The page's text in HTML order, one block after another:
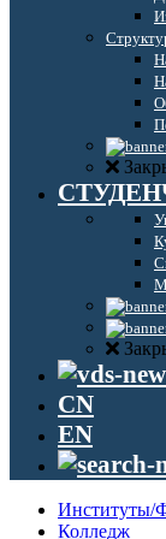
CN
EN
Институты/
Колледж